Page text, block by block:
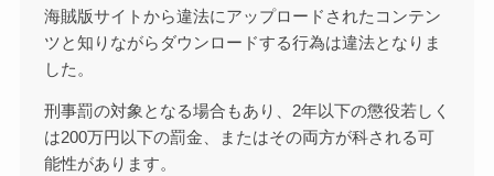
海賊版サイトから違法にアップロードされたコンテン
ツと知りながらダウンロードする行為は違法となりま
した。
刑事罰の対象となる場合もあり、2年以下の懲役若しく
は200万円以下の罰金、またはその両方が科される可
能性があります。